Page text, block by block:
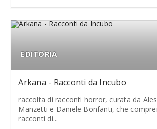
EDITORIA
Arkana - Racconti da Incubo
raccolta di racconti horror, curata da
Manzetti e Daniele Bonfanti, che
racconti di...